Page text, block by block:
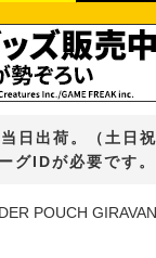
日出荷。（土日祝
グIDが必要です。
POUCH